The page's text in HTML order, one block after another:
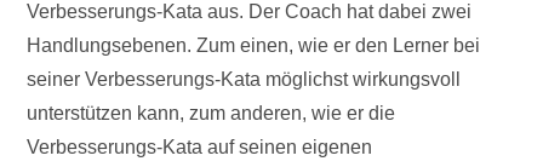
Verbesserungs-Kata aus. Der Coach hat dabei zwei
Handlungsebenen. Zum einen, wie er den Lerner bei
seiner Verbesserungs-Kata möglichst wirkungsvoll
unterstützen kann, zum anderen, wie er die
Verbesserungs-Kata auf seinen eigenen